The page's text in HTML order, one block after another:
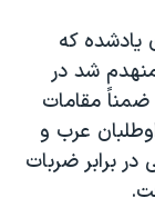
يادشده که
شد در
مقامات
عرب و
در برابر ضربات